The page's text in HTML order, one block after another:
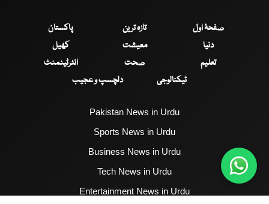
صفحۂ اول تازہ ترین
پاکستان
دنیا
معیشت
کھیل
تعلیم
صحت
انٹرٹینمنٹ
ٹیکنالوجی
دلچسپ و عجیب
Pakistan News in Urdu
Sports News in Urdu
Business News in Urdu
Tech News in Urdu
Entertainment News in Urdu